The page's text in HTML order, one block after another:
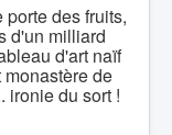
des fruits,
d'un milliard
d'art naïf
de
ironie du sort !